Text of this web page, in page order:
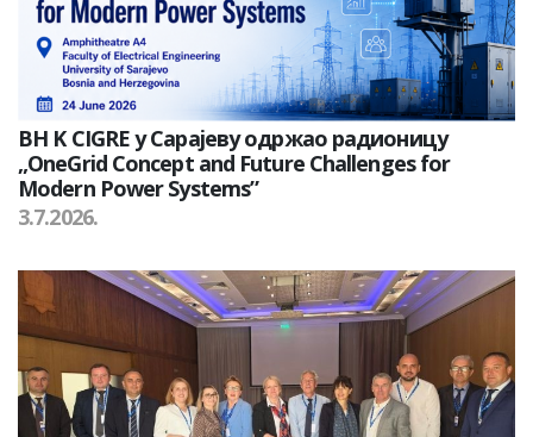
BH K CIGRE у Сарајеву одржао радионицу
„OneGrid Concept and Future Challenges for
Modern Power Systems”
3.7.2026.